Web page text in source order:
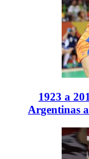
1923 a
Argentinas